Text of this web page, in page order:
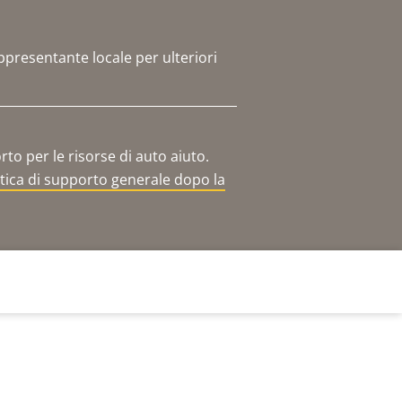
locale per ulteriori
per le risorse di auto aiuto.
di supporto generale dopo la